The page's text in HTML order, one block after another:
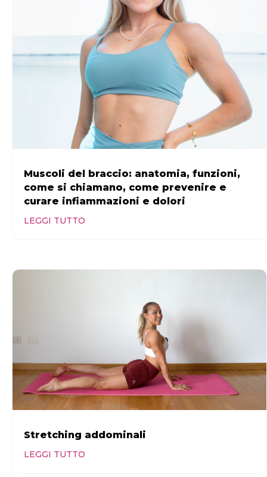
Muscoli del braccio: anatomia, funzioni,
come si chiamano, come prevenire e
curare infiammazioni e dolori
LEGGI TUTTO
Stretching addominali
LEGGI TUTTO